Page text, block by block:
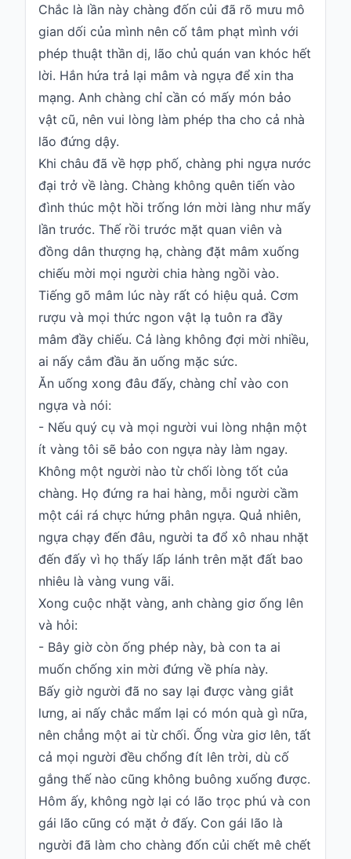
Chắc là lần này chàng đốn củi đã rõ mưu mô
gian dối của mình nên cố tâm phạt mình với
phép thuật thần dị, lão chủ quán van khóc hết
lời. Hắn hứa trả lại mâm và ngựa để xin tha
mạng. Anh chàng chỉ cần có mấy món bảo
vật cũ, nên vui lòng làm phép tha cho cả nhà
lão đứng dậy.
Khi châu đã về hợp phố, chàng phi ngựa nước
đại trở về làng. Chàng không quên tiến vào
đình thúc một hồi trống lớn mời làng như mấy
lần trước. Thế rồi trước mặt quan viên và
đồng dân thượng hạ, chàng đặt mâm xuống
chiếu mời mọi người chia hàng ngồi vào.
Tiếng gõ mâm lúc này rất có hiệu quả. Cơm
rượu và mọi thức ngon vật lạ tuôn ra đầy
mâm đầy chiếu. Cả làng không đợi mời nhiều,
ai nấy cắm đầu ăn uống mặc sức.
Ăn uống xong đâu đấy, chàng chỉ vào con
ngựa và nói:
- Nếu quý cụ và mọi người vui lòng nhận một
ít vàng tôi sẽ bảo con ngựa này làm ngay.
Không một người nào từ chối lòng tốt của
chàng. Họ đứng ra hai hàng, mỗi người cầm
một cái rá chực hứng phân ngựa. Quả nhiên,
ngựa chạy đến đâu, người ta đổ xô nhau nhặt
đến đấy vì họ thấy lấp lánh trên mặt đất bao
nhiêu là vàng vung vãi.
Xong cuộc nhặt vàng, anh chàng giơ ống lên
và hỏi:
- Bây giờ còn ống phép này, bà con ta ai
muốn chống xin mời đứng về phía này.
Bấy giờ người đã no say lại được vàng giắt
lưng, ai nấy chắc mẩm lại có món quà gì nữa,
nên chẳng một ai từ chối. Ống vừa giơ lên, tất
cả mọi người đều chổng đít lên trời, dù cố
gắng thế nào cũng không buông xuống được.
Hôm ấy, không ngờ lại có lão trọc phú và con
gái lão cũng có mặt ở đấy. Con gái lão là
người đã làm cho chàng đốn củi chết mê chết